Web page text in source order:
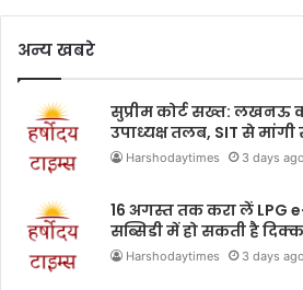
अन्य खबरे
सुप्रीम कोर्ट सख्त: लखनऊ
उपाध्यक्ष तलब, SIT से मांगी
Harshodaytimes 3 days ago
16 अगस्त तक करा लें LPG
सब्सिडी में हो सकती है
Harshodaytimes 3 days ago